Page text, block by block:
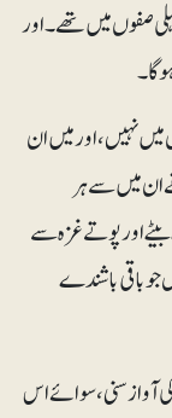
صفوں میں تھے۔ اور
نہیں، اور میں ان
ان میں سے ہر
اور پوتے غزہ سے
جو باقی باشندے
آواز سنی، سوائے اس